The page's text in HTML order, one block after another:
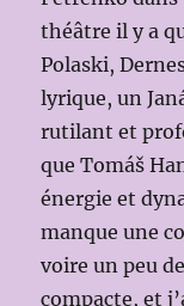
théâtre il y a
Polaski,
lyrique, un
rutilant et
que Tomáš
énergie et
manque une
voire un peu
compacte, et